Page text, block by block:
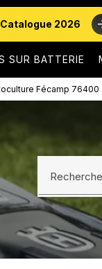
Catalogue 2026
SUR BATTERIE
Fécamp